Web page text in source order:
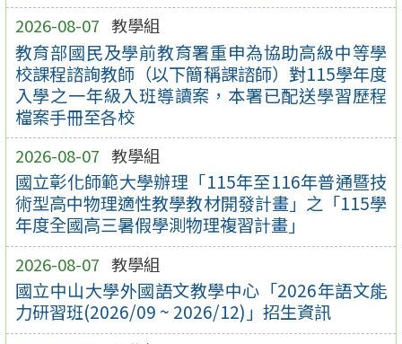
2026-08-07 教學組
教育部國民及學前教育署重申為協助高級中等學
校課程諮詢教師（以下簡稱課諮師）對115學年度
入學之一年級入班導讀案，本署已配送學習歷程
檔案手冊至各校
2026-08-07 教學組
國立彰化師範大學辦理「115年至116年普通暨技
術型高中物理適性教學教材開發計畫」之「115學
年度全國高三暑假學測物理複習計畫」
2026-08-07 教學組
國立中山大學外國語文教學中心「2026年語文能
力研習班(2026/09 ~ 2026/12)」招生資訊